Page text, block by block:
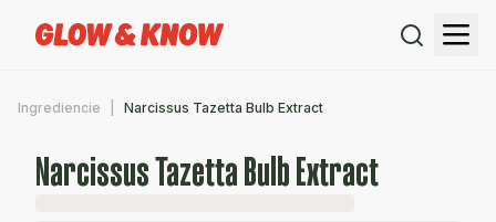
Ingrediencie Narcissus Tazetta Bulb Extract
Narcissus Tazetta Bulb Extract